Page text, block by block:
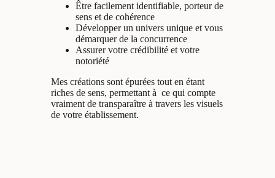
Être facilement identifiable, porteur de
sens et de cohérence
Développer un univers unique et vous
démarquer de la concurrence
Assurer votre crédibilité et votre
notoriété
Mes créations sont épurées tout en étant
riches de sens, permettant à ce qui compte
vraiment de transparaître à travers les visuels
de votre établissement.